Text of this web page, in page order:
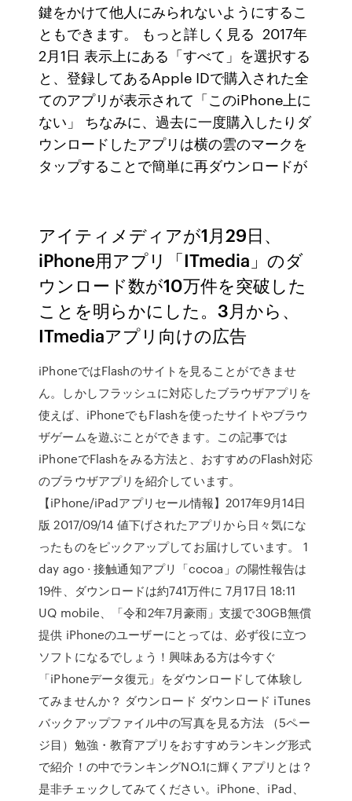
鍵をかけて他人にみられないようにするこ
ともできます。 もっと詳しく見る 2017年
2月1日 表示上にある「すべて」を選択する
と、登録してあるApple IDで購入された全
てのアプリが表示されて「このiPhone上に
ない」 ちなみに、過去に一度購入したりダ
ウンロードしたアプリは横の雲のマークを
タップすることで簡単に再ダウンロードが
アイティメディアが1月29日、
iPhone用アプリ「ITmedia」のダ
ウンロード数が10万件を突破した
ことを明らかにした。3月から、
ITmediaアプリ向けの広告
iPhoneではFlashのサイトを見ることができませ
ん。しかしフラッシュに対応したブラウザアプリを
使えば、iPhoneでもFlashを使ったサイトやブラウ
ザゲームを遊ぶことができます。この記事では
iPhoneでFlashをみる方法と、おすすめのFlash対応
のブラウザアプリを紹介しています。
【iPhone/iPadアプリセール情報】2017年9月14日
版 2017/09/14 値下げされたアプリから日々気にな
ったものをピックアップしてお届けしています。 1
day ago · 接触通知アプリ「cocoa」の陽性報告は
19件、ダウンロードは約741万件に 7月17日 18:11
UQ mobile、「令和2年7月豪雨」支援で30GB無償
提供 iPhoneのユーザーにとっては、必ず役に立つ
ソフトになるでしょう！興味ある方は今すぐ
「iPhoneデータ復元」をダウンロードして体験し
てみませんか？ ダウンロード ダウンロード iTunes
バックアップファイル中の写真を見る方法 （5ペー
ジ目）勉強・教育アプリをおすすめランキング形式
で紹介！の中でランキングNO.1に輝くアプリとは？
是非チェックしてみてください。iPhone、iPad、